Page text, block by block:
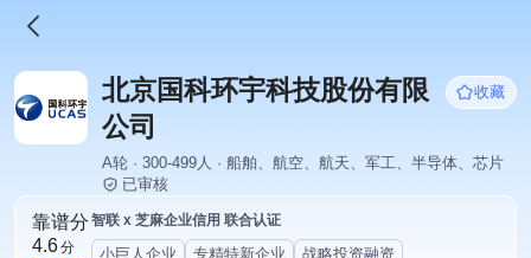
北京国科环宇科技股份有限
公司
收藏
A轮 · 300-499人 · 船舶、航空、航天、军工、半导体、芯片
已审核
靠谱分
4.6分
智联 x 芝麻企业信用 联合认证
小巨人企业 专精特新企业
战略投资融资